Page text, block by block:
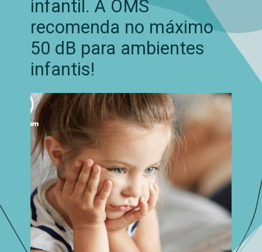
infantil. A OMS
recomenda no máximo
50 dB para ambientes
infantis!